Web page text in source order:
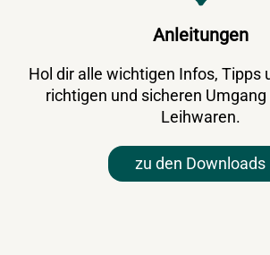
Anleitungen
Hol dir alle wichtigen Infos, Tipps
richtigen und sicheren
Leihwaren.
zu den Downloads